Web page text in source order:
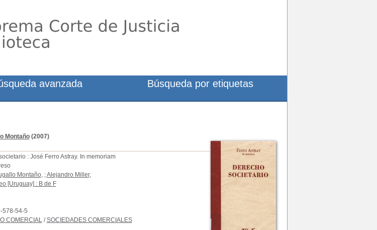
Montaño(2007)
: José Ferro Astray. In memoriam
Montaño, ;Alejandro Miller,
[Uruguay] : B de F
578-54-5
COMERCIAL/SOCIEDADES COMERCIALES
avanzada Búsqueda por etiquetas